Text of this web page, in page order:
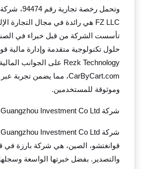
وتحمل رخصة تجارية رقم 94474، شركة
FZ LLC هي رائدة في مجال التجارة
تأسست الشركة من قبل خبراء في
حلول تكنولوجية متقدمة وإدارة
Rezk Technology على الجوانب
CarByCart.com، مما يضمن تجربة
وموثوقة للمستخدمين.
شركة Investment Co Ltd
شركة Investment Co Ltd
قوانغتشو، الصين، هي شركة بارزة في
والتصدير. بفضل خبرتها الواسعة